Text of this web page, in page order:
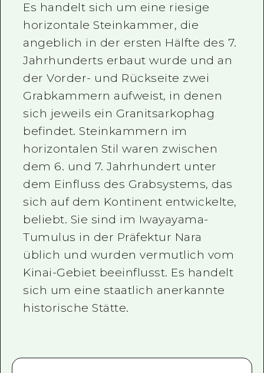
Es handelt sich um eine riesige
horizontale Steinkammer, die
angeblich in der ersten Hälfte des 7.
Jahrhunderts erbaut wurde und an
der Vorder- und Rückseite zwei
Grabkammern aufweist, in denen
sich jeweils ein Granitsarkophag
befindet. Steinkammern im
horizontalen Stil waren zwischen
dem 6. und 7. Jahrhundert unter
dem Einfluss des Grabsystems, das
sich auf dem Kontinent entwickelte,
beliebt. Sie sind im Iwayayama-
Tumulus in der Präfektur Nara
üblich und wurden vermutlich vom
Kinai-Gebiet beeinflusst. Es handelt
sich um eine staatlich anerkannte
historische Stätte.